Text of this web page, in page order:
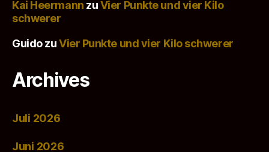
Kai Heermann zuVier Punkte und vier Kilo
schwerer
GuidozuVier Punkte und vier Kilo schwerer
Archives
Juli 2026
Juni 2026